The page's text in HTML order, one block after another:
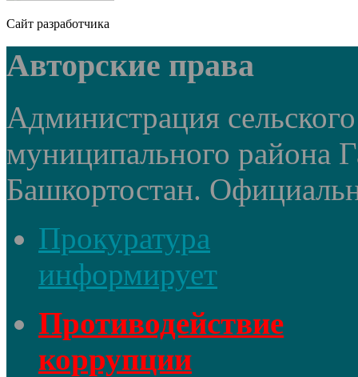
Сайт разработчика
Авторские права
Администрация
муниципального района
Башкортостан.
Прокуратура
информирует
Противодействие
коррупции